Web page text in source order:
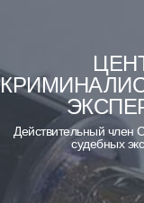
content
Действительный член
судебных